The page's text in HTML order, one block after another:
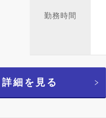
勤務時間
詳細を見る